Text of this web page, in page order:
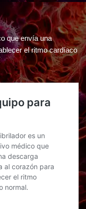
que envía una
el ritmo cardíaco